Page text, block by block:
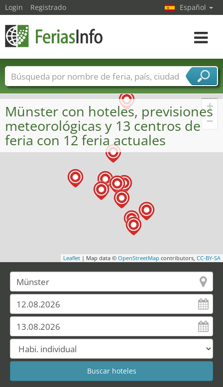
+
−
Leaflet | Map data © OpenStreetMap contributors, CC-BY-SA
Münster con hoteles, previsiones
meteorológicas y 13 centros de
feria con 12 feria actuales
Login Registrado Español
toggle
Nombres de ferias Países
Ciudades
Sectores de ferias
Sectores de proveedor de servicios